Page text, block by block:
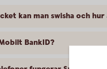
kan man swisha och
BankID?